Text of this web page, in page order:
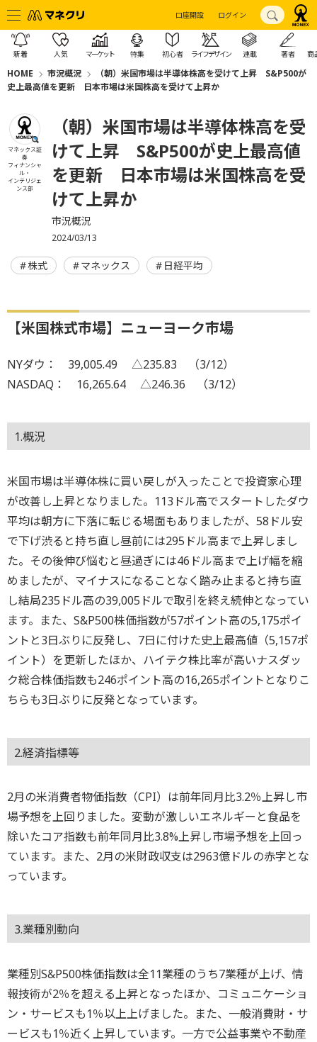
口座開設 ログイン
新着 人気 マーケット 特集 初心者 ライフデザイン 連載 著者 商
HOME 市況概況
（朝）米国市場は半導体株高を受けて上昇 S&P500が
史上最高値を更新 日本市場は米国株高を受けて上昇か
マネックス証
券
フィナンシャ
ル・
インテリジェ
ンス部
（朝）米国市場は半導体株高を受
けて上昇 S&P500が史上最高値
を更新 日本市場は米国株高を受
けて上昇か
市況概況
2024/03/13
株式 マネックス 日経平均
【米国株式市場】ニューヨーク市場
NYダウ： 39,005.49 △235.83 （3/12）
NASDAQ： 16,265.64 △246.36 （3/12）
1.概況
米国市場は半導体株に買い戻しが入ったことで投資家心理
が改善し上昇となりました。113ドル高でスタートしたダウ
平均は朝方に下落に転じる場面もありましたが、58ドル安
で下げ渋ると持ち直し昼前には295ドル高まで上昇しまし
た。その後伸び悩むと昼過ぎには46ドル高まで上げ幅を縮
めましたが、マイナスになることなく踏み止まると持ち直
し結局235ドル高の39,005ドルで取引を終え続伸となってい
ます。また、S&P500株価指数が57ポイント高の5,175ポイ
ントと3日ぶりに反発し、7日に付けた史上最高値（5,157ポ
イント）を更新したほか、ハイテク株比率が高いナスダッ
ク総合株価指数も246ポイント高の16,265ポイントとなりこ
ちらも3日ぶりに反発となっています。
2.経済指標等
2月の米消費者物価指数（CPI）は前年同月比3.2％上昇し市
場予想を上回りました。変動が激しいエネルギーと食品を
除いたコア指数も前年同月比3.8%上昇し市場予想を上回っ
ています。また、2月の米財政収支は2963億ドルの赤字とな
っています。
3.業種別動向
業種別S&P500株価指数は全11業種のうち7業種が上げ、情
報技術が2％を超える上昇となったほか、コミュニケーショ
ン・サービスも1％以上上げました。また、一般消費財・サ
ービスも1％近く上昇しています。一方で公益事業や不動産